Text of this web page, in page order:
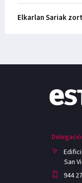
Elkarlan Sariak
San
944